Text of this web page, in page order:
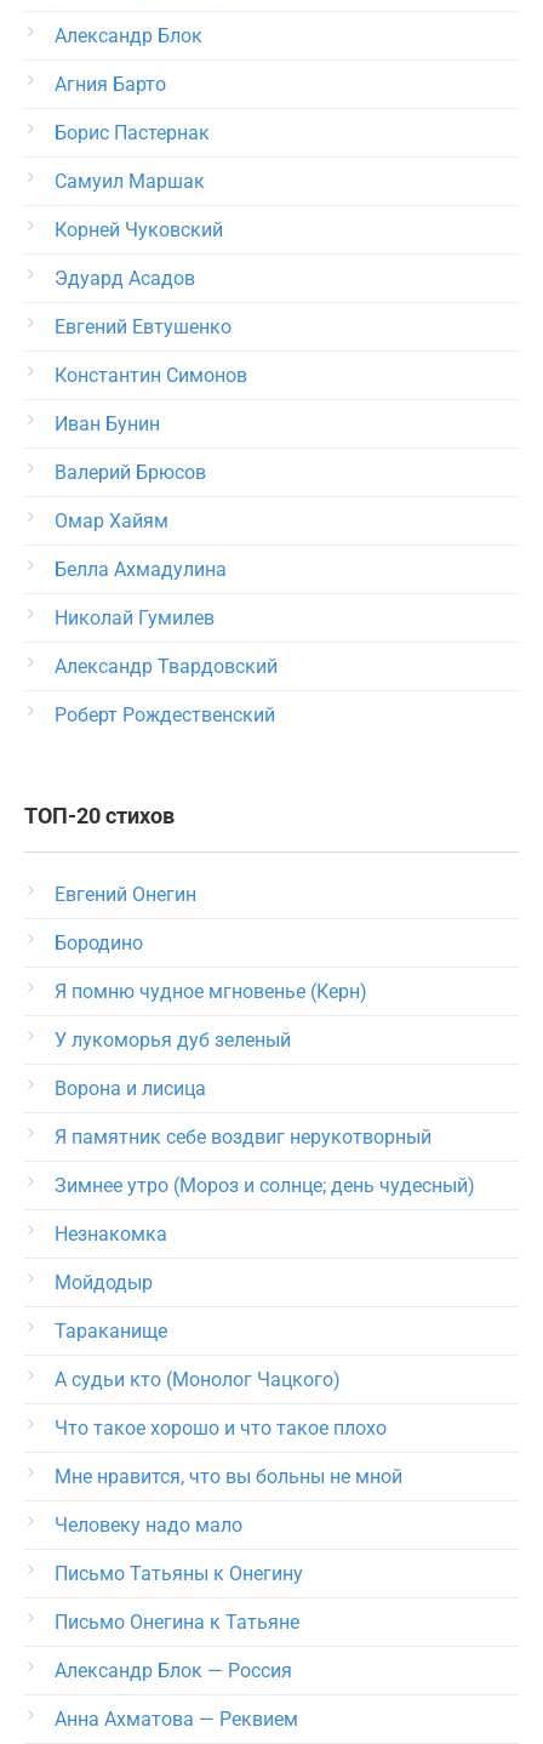
Александр Блок
Агния Барто
Борис Пастернак
Самуил Маршак
Корней Чуковский
Эдуард Асадов
Евгений Евтушенко
Константин Симонов
Иван Бунин
Валерий Брюсов
Омар Хайям
Белла Ахмадулина
Николай Гумилев
Александр Твардовский
Роберт Рождественский
ТОП-20 стихов
Евгений Онегин
Бородино
Я помню чудное мгновенье (Керн)
У лукоморья дуб зеленый
Ворона и лисица
Я памятник себе воздвиг нерукотворный
Зимнее утро (Мороз и солнце; день чудесный)
Незнакомка
Мойдодыр
Тараканище
А судьи кто (Монолог Чацкого)
Что такое хорошо и что такое плохо
Мне нравится, что вы больны не мной
Человеку надо мало
Письмо Татьяны к Онегину
Письмо Онегина к Татьяне
Александр Блок — Россия
Анна Ахматова — Реквием